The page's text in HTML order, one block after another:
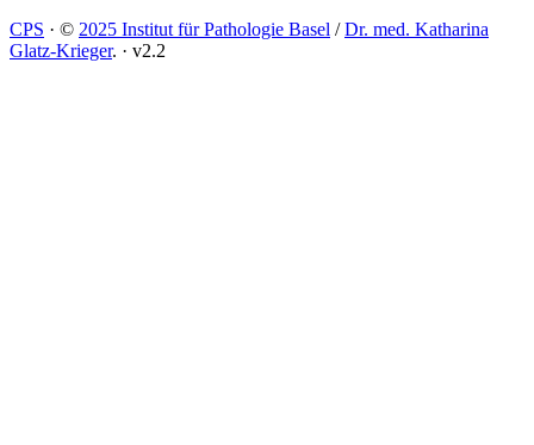
CPS · © 2025 Institut für Pathologie Basel /Dr. med. Katharina
Glatz-Krieger. · v2.2